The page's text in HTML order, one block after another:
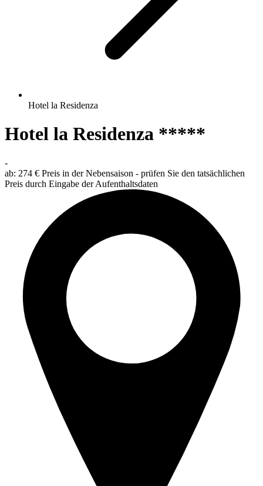
Hotel la Residenza
Hotel la Residenza *****
-
ab: 274 € Preis in der Nebensaison - prüfen Sie den tatsächlichen
Preis durch Eingabe der Aufenthaltsdaten